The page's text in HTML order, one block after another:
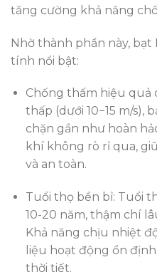
tăng cường khả năng
Nhờ thành phần này,
tính nổi bật:
Chống thấm hiệu quả
thấp (dưới 10−15 m/s),
chặn gần như hoàn
khí không rò rỉ qua,
và an toàn.
Tuổi thọ bền bỉ: Tuổi
10-20 năm, thậm chí
Khả năng chịu nhiệt
liệu hoạt động ổn
thời tiết.